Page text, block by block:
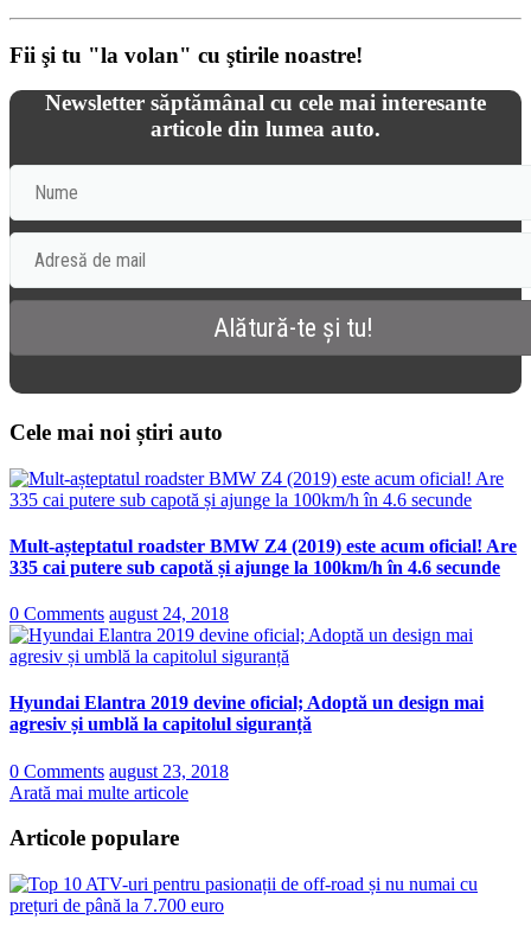
Fii şi tu "la volan" cu ştirile noastre!
Newsletter săptămânal cu cele mai interesante
articole din lumea auto.
Cele mai noi știri auto
Mult-așteptatul roadster BMW Z4 (2019) este acum oficial! Are
335 cai putere sub capotă și ajunge la 100km/h în 4.6 secunde
0 Comments august 24, 2018
Hyundai Elantra 2019 devine oficial; Adoptă un design mai
agresiv și umblă la capitolul siguranță
0 Comments august 23, 2018
Arată mai multe articole
Articole populare